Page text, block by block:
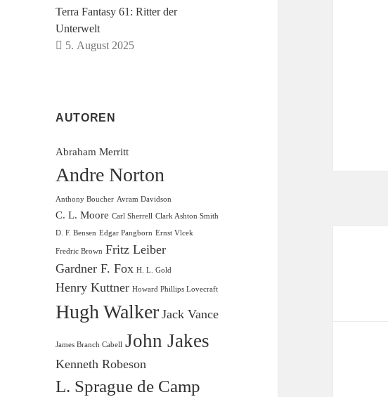
Terra Fantasy 61: Ritter der
Unterwelt
5. August 2025
AUTOREN
Abraham Merritt
Andre Norton
Anthony Boucher Avram Davidson
C. L. Moore Carl Sherrell Clark Ashton Smith
D. F. Bensen Edgar Pangborn Ernst Vlcek
Fredric Brown Fritz Leiber
Gardner F. Fox H. L. Gold
Henry Kuttner Howard Phillips Lovecraft
Hugh Walker Jack Vance
James Branch Cabell John Jakes
Kenneth Robeson
L. Sprague de Camp